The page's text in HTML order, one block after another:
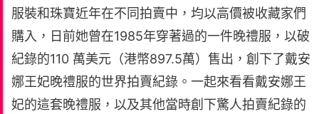
服裝和珠寶近年在不同拍賣中，均以高價被收藏家們
購入，日前她曾在1985年穿著過的一件晚禮服，以破
紀錄的110 萬美元（港幣897.5萬）售出，創下了戴安
娜王妃晚禮服的世界拍賣紀錄。一起來看看戴安娜王
妃的這套晚禮服，以及其他當時創下驚人拍賣紀錄的